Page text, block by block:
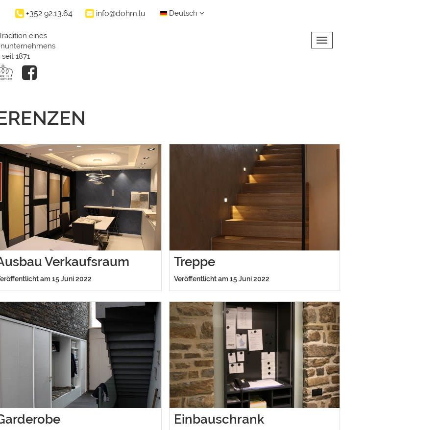
+352 92.13.64 info@dohm.lu Deutsch
eines
seit 1871
Toggle navigation
Verkaufsraum
am 15 Juni 2022
Treppe
Veröffentlicht am 15 Juni 2022
Einbauschrank